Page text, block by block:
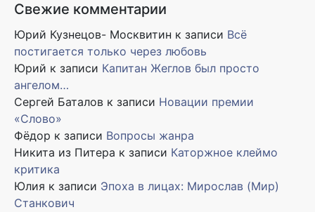
Свежие комментарии
Юрий Кузнецов- Москвитин к записи Всё
постигается только через любовь
Юрий к записи Капитан Жеглов был просто
ангелом…
Сергей Баталов к записи Новации премии
«Слово»
Фёдор к записи Вопросы жанра
Никита из Питера к записи Каторжное клеймо
критика
Юлия к записи Эпоха в лицах: Мирослав (Мир)
Станкович